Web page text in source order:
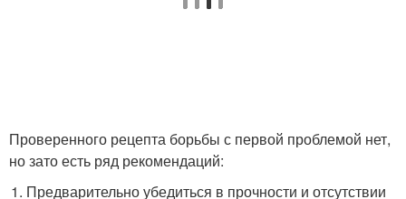
Проверенного рецепта борьбы с первой проблемой нет,
но зато есть ряд рекомендаций:
Предварительно убедиться в прочности и отсутствии